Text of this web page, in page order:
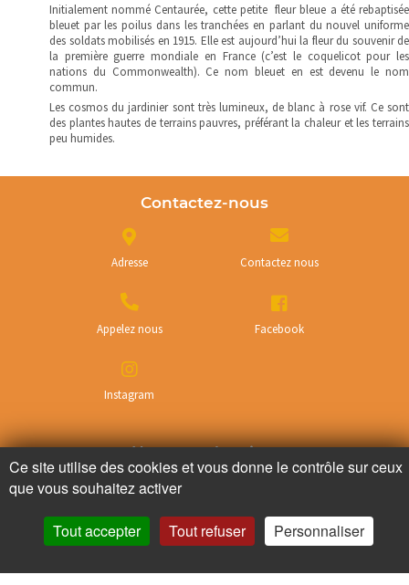
Initialement nommé Centaurée, cette petite fleur bleue a été rebaptisée
bleuet par les poilus dans les tranchées en parlant du nouvel uniforme
des soldats mobilisés en 1915. Elle est aujourd’hui la fleur du souvenir de
la première guerre mondiale en France (c’est le coquelicot pour les
nations du Commonwealth). Ce nom bleuet en est devenu le nom
commun.
Les cosmos du jardinier sont très lumineux, de blanc à rose vif. Ce sont
des plantes hautes de terrains pauvres, préférant la chaleur et les terrains
peu humides.
Contactez-nous
Adresse Contactez nous
Appelez nous Facebook
Instagram
Ne ratez plus rien,
Abonnez-vous à notre newsletter
Je m’inscris
Ce site utilise des cookies et vous donne le contrôle sur ceux
que vous souhaitez activer
Tout accepter Tout refuser Personnaliser